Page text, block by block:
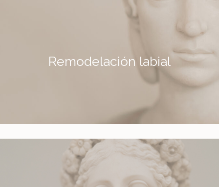
Remodelación labial
Más información